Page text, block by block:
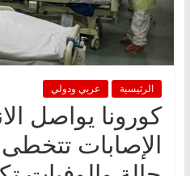
الرئيسية عربي ودولي
كورونا يواصل